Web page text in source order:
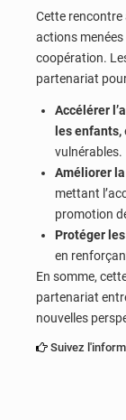
Cette rencontre
actions
coopération.
partenariat
Accélérer
les enfants,
vulnérables.
Améliorer
mettant
promotion
Protéger
en
En somme,
partenariat
nouvelles
Suivez